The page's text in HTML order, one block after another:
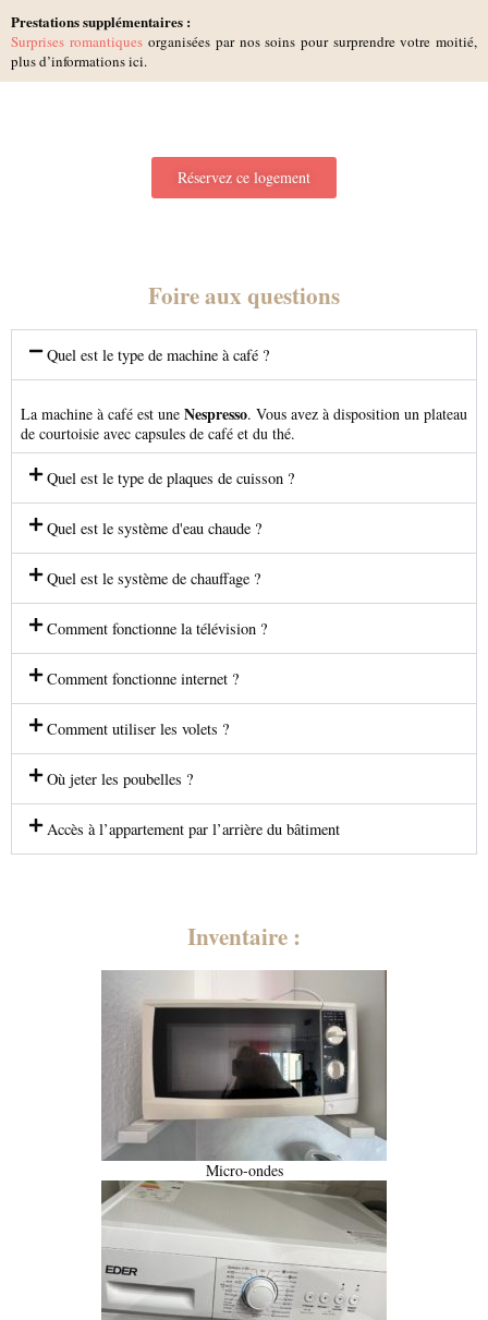
Prestations supplémentaires :
Surprises romantiques organisées par nos soins pour surprendre votre moitié,
plus d’informations ici.
Réservez ce logement
Foire aux questions
Quel est le type de machine à café ?
La machine à café est une Nespresso. Vous avez à disposition un plateau
de courtoisie avec capsules de café et du thé.
Quel est le type de plaques de cuisson ?
Quel est le système d'eau chaude ?
Quel est le système de chauffage ?
Comment fonctionne la télévision ?
Comment fonctionne internet ?
Comment utiliser les volets ?
Où jeter les poubelles ?
Accès à l’appartement par l’arrière du bâtiment
Inventaire :
Micro-ondes